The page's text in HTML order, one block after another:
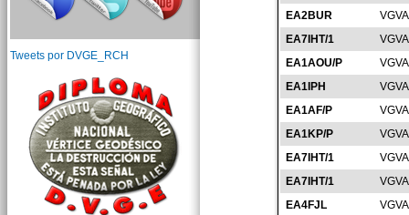
EA2BUR
EA7IHT/1
EA1AOU/P
EA1IPH
EA1AF/P
EA1KP/P
EA7IHT/1
EA7IHT/1
EA4FJL
Tweets por DVGE_RCH